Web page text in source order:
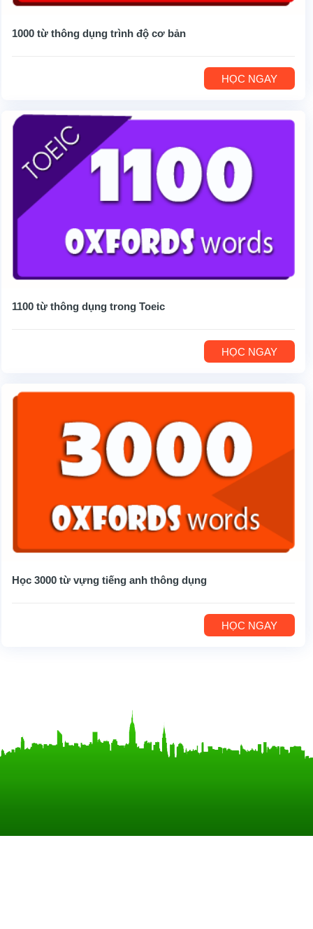
1000 từ thông dụng trình độ cơ bản
HỌC NGAY
1100 từ thông dụng trong Toeic
HỌC NGAY
Học 3000 từ vựng tiếng anh thông dụng
HỌC NGAY